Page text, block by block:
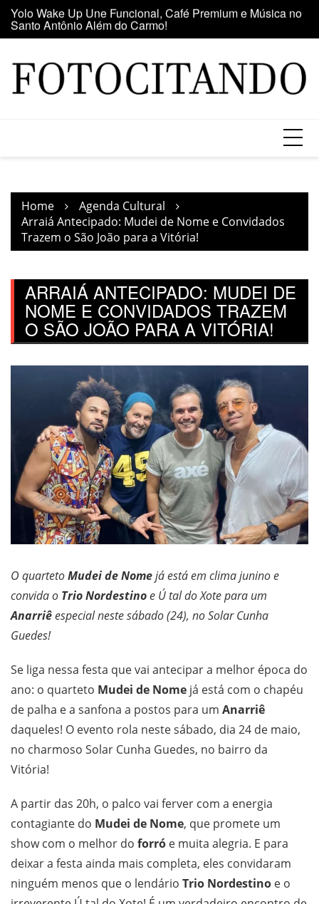
Skip
content
Maior clube de vinil da América Latina participa da Feira
do Vinil no Shopping Center Lapa
Home
Agenda Cultural
Arraiá Antecipado: Mudei de Nome e Convidados
Trazem o São João para a Vitória!
ARRAIÁ ANTECIPADO: MUDEI DE
NOME E CONVIDADOS TRAZEM
O SÃO JOÃO PARA A VITÓRIA!
O quartetoMudei de Nomejá está em clima junino e
convida o Trio Nordestinoe Ú tal do Xote para um
Anarriêespecial neste sábado (24), no Solar Cunha
Guedes!
Se liga nessa festa que vai antecipar a melhor época do
ano: o quarteto Mudei de Nome já está com o chapéu
de palha e a sanfona a postos para um Anarriê
daqueles! O evento rola neste sábado, dia 24 de maio,
no charmoso Solar Cunha Guedes, no bairro da
Vitória!
A partir das 20h, o palco vai ferver com a energia
contagiante do Mudei de Nome, que promete um
show com o melhor do forró e muita alegria. E para
deixar a festa ainda mais completa, eles convidaram
ninguém menos que o lendário Trio Nordestino e o